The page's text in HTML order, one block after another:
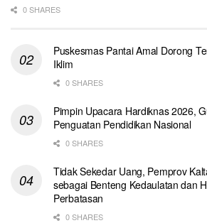
0 SHARES
Puskesmas Pantai Amal Dorong
Iklim
0 SHARES
Pimpin Upacara Hardiknas 2026,
Penguatan Pendidikan Nasional
0 SHARES
Tidak Sekedar Uang, Pemprov
sebagai Benteng Kedaulatan dan
Perbatasan
0 SHARES